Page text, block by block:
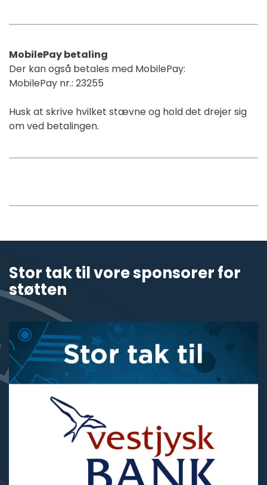
MobilePay betaling
Der kan også betales med MobilePay:
MobilePay nr.: 23255
Husk at skrive hvilket stævne og hold det drejer sig
om ved betalingen.
Stor tak til vore sponsorer for
støtten